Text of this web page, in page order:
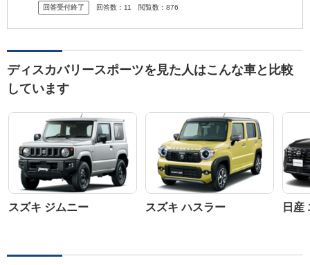
レン
回答受付終了
回答数： 11 閲覧数： 876
ディスカバリースポーツを見た人はこんな車と比較
しています
スズキ ジムニー スズキ ハスラー 日産